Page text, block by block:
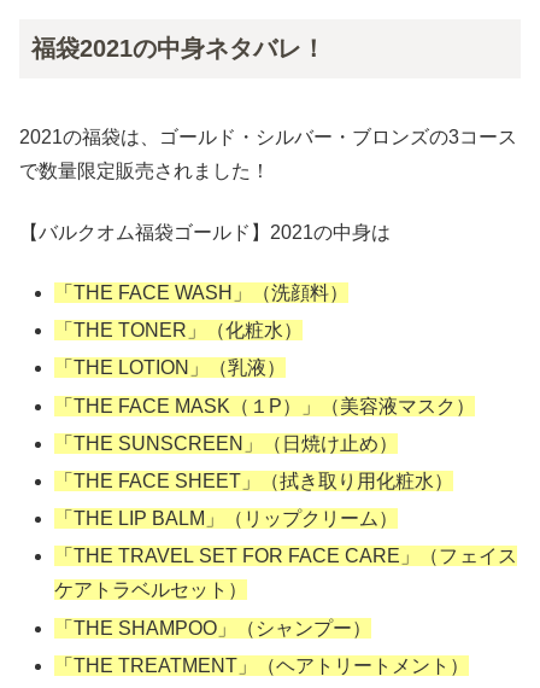
福袋2021の中身ネタバレ！
2021の福袋は、ゴールド・シルバー・ブロンズの3コース
で数量限定販売されました！
【バルクオム福袋ゴールド】2021の中身は
「THE FACE WASH」（洗顔料）
「THE TONER」（化粧水）
「THE LOTION」（乳液）
「THE FACE MASK（１P）」（美容液マスク）
「THE SUNSCREEN」（日焼け止め）
「THE FACE SHEET」（拭き取り用化粧水）
「THE LIP BALM」（リップクリーム）
「THE TRAVEL SET FOR FACE CARE」（フェイス
ケアトラベルセット）
「THE SHAMPOO」（シャンプー）
「THE TREATMENT」（ヘアトリートメント）